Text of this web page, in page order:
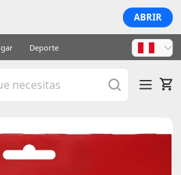
ABRIR
Deporte